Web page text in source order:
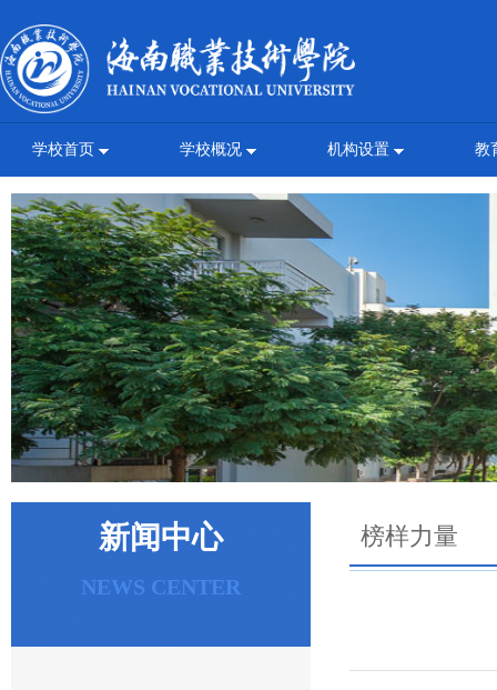
学校首页 学校概况 机构设置 教
新闻中心
NEWS CENTER
榜样力量